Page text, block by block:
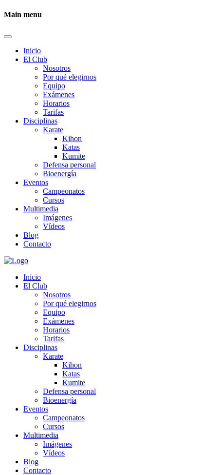
Main menu
Inicio
El Club
Nosotros
Por qué elegirnos
Equipo
Exámenes
Horarios
Tarifas
Disciplinas
Karate
Kihon
Katas
Kumite
Defensa personal
Bioenergía
Eventos
Campeonatos
Cursos
Multimedia
Imágenes
Vídeos
Blog
Contacto
Inicio
El Club
Nosotros
Por qué elegirnos
Equipo
Exámenes
Horarios
Tarifas
Disciplinas
Karate
Kihon
Katas
Kumite
Defensa personal
Bioenergía
Eventos
Campeonatos
Cursos
Multimedia
Imágenes
Vídeos
Blog
Contacto